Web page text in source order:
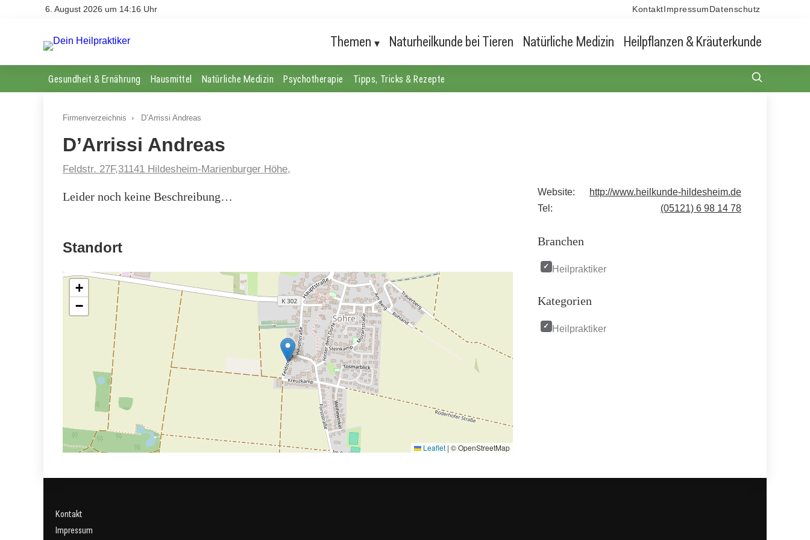
6. August 2026 um 14:16 Uhr Kontakt Impressum Datenschutz
Themen Naturheilkunde bei Tieren Natürliche Medizin Heilpflanzen & Kräuterkunde
Gesundheit & Ernährung Hausmittel Natürliche Medizin Psychotherapie Tipps, Tricks & Rezepte
Firmenverzeichnis › D’Arrissi Andreas
D’Arrissi Andreas
Feldstr. 27F,31141 Hildesheim-Marienburger Höhe,
Leider noch keine Beschreibung…
Standort
+
−
Leaflet | © OpenStreetMap
Website:
http://www.heilkunde-hildesheim.de
Tel:
(05121) 6 98 14 78
Branchen
Heilpraktiker
Kategorien
Heilpraktiker
Kontakt
Impressum